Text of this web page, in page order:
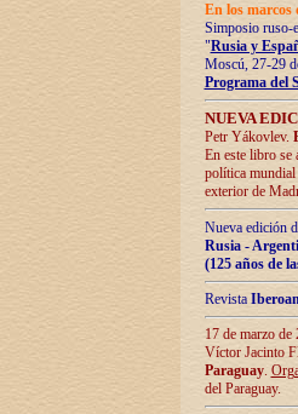
En los marcos
Simposio ruso-
"Rusia y
Moscú, 27-29
Programa del
NUEVA
Petr Yákovlev.
En este libro se
política mundial
exterior de
Nueva edición
Rusia -
(125 años de
Revista
17 de marzo
Víctor Jacinto
Paraguay.
del Paraguay.